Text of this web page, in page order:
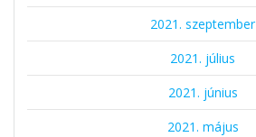
2021. szeptember
2021. július
2021. június
2021. május